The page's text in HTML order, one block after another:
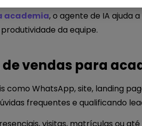
academia, o agente de IA ajuda
da equipe.
vendas para
WhatsApp, site, landing
frequentes e qualificando